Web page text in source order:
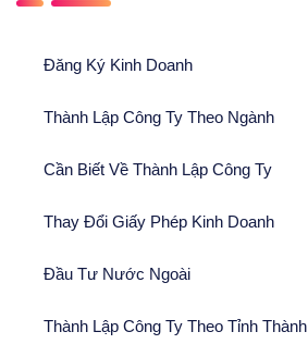
Đăng Ký Kinh Doanh
Thành Lập Công Ty Theo Ngành
Cần Biết Về Thành Lập Công Ty
Thay Đổi Giấy Phép Kinh Doanh
Đầu Tư Nước Ngoài
Thành Lập Công Ty Theo Tỉnh Thành